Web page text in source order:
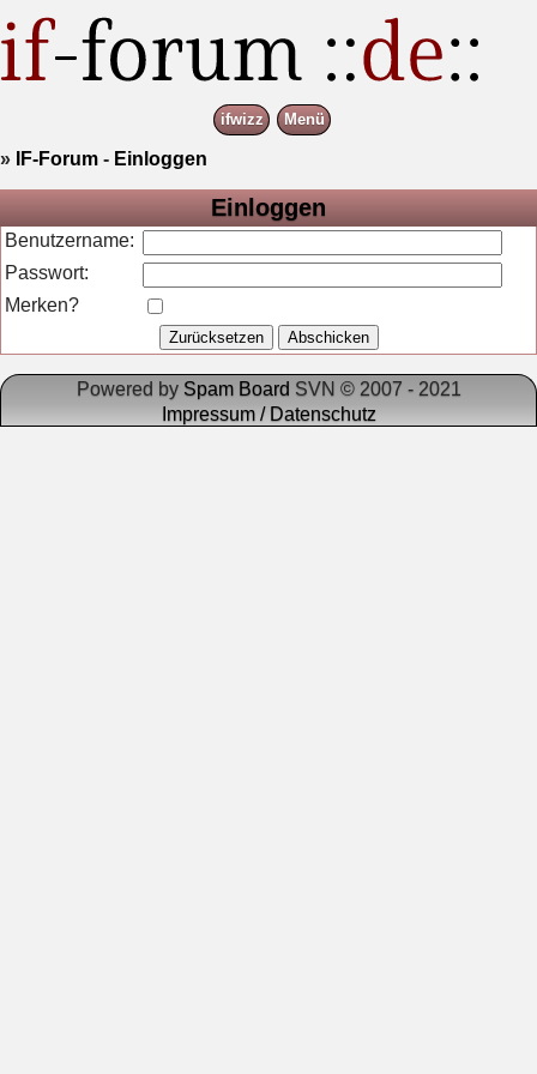
ifwizz Menü
» IF-Forum - Einloggen
Einloggen
Benutzername:
Passwort:
Merken?
Powered by Spam Board SVN © 2007 - 2021
Impressum / Datenschutz